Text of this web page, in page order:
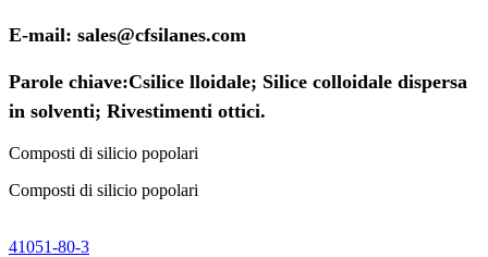
E-mail: sales@cfsilanes.com
Parole chiave:Csilice lloidale; Silice colloidale dispersa
in solventi; Rivestimenti ottici.
Composti di silicio popolari
Composti di silicio popolari
41051-80-3